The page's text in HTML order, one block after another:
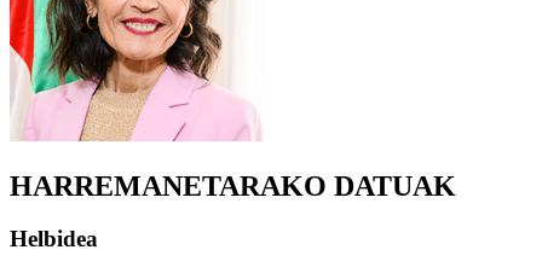
HARREMANETARAKO DATUAK
Helbidea